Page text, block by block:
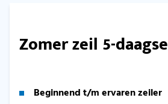
Zomer zeil 5-daagse
Beginnend t/m ervaren zeiler